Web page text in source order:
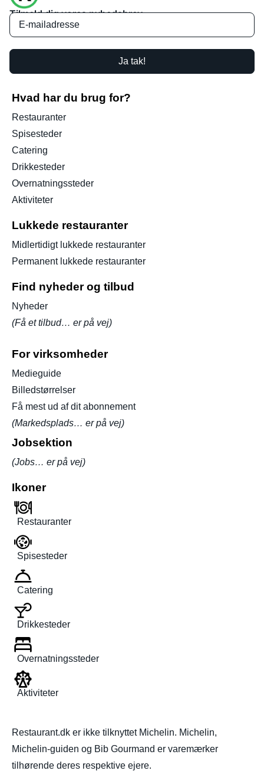
Tilmeld dig vores nyhedsbrev
Ja tak!
Hvad har du brug for?
Restauranter
Spisesteder
Catering
Drikkesteder
Overnatningssteder
Aktiviteter
Lukkede restauranter
Midlertidigt lukkede restauranter
Permanent lukkede restauranter
Find nyheder og tilbud
Nyheder
(Få et tilbud… er på vej)
For virksomheder
Medieguide
Billedstørrelser
Få mest ud af dit abonnement
(Markedsplads… er på vej)
Jobsektion
(Jobs… er på vej)
Ikoner
Restauranter
Spisesteder
Catering
Drikkesteder
Overnatningssteder
Aktiviteter
Restaurant.dk er ikke tilknyttet Michelin. Michelin,
Michelin-guiden og Bib Gourmand er varemærker
tilhørende deres respektive ejere.